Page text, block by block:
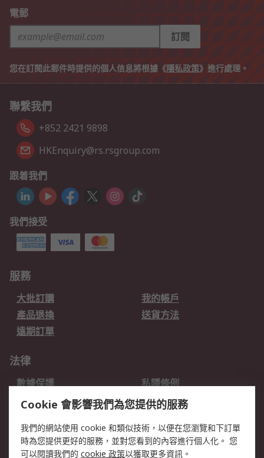
電郵
訂閱
您在訂閱此郵件時提供的個人信息將根據《隱私政策》進行處理。
聯繫我們
+852 2421 9898
HKEnquiry@rs.rsgroup.com
跟着我們
我們接受
服務
大批訂購
我的帳戶
產品退換
送貨方法
遠期訂單
法律
數據保護
私隱條例
網站條款
郵件安全
關於RS
Cookie 會影響我們為您提供的服務
我們的網站使用 cookie 和類似技術，以便在您瀏覽和下訂單
時為您提供更好的服務，並對您看到的內容進行個人化。 您
可以閱讀我們的 cookie 政策以獲取更多資訊。